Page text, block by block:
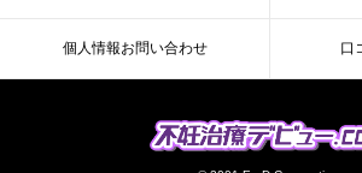
個人情報お問い合わせ 口